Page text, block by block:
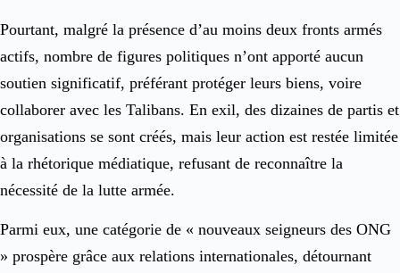
Pourtant, malgré la présence d’au moins deux fronts armés
actifs, nombre de figures politiques n’ont apporté aucun
soutien significatif, préférant protéger leurs biens, voire
collaborer avec les Talibans. En exil, des dizaines de partis et
organisations se sont créés, mais leur action est restée limitée
à la rhétorique médiatique, refusant de reconnaître la
nécessité de la lutte armée.
Parmi eux, une catégorie de « nouveaux seigneurs des ONG
» prospère grâce aux relations internationales, détournant